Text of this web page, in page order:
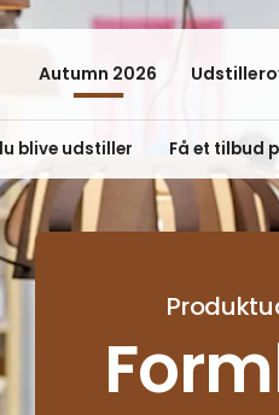
Autumn 2026
blive udstiller Få et tilbud